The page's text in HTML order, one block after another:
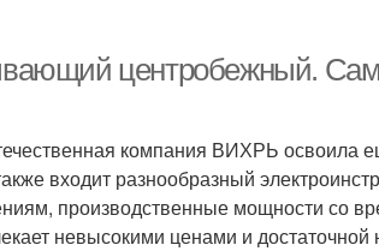
центробежный.
компания ВИХРЬ освоила
входит разнообразный
производственные мощности со
невысокими ценами и достаточной